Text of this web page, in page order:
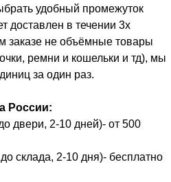
удобный промежуток
доставлен в течении 3х
заказе не объёмные товары
ремни и кошельки и тд), мы
за один раз.
России:
двери, 2-10 дней)- от 500
склада, 2-10 дня)- бесплатно